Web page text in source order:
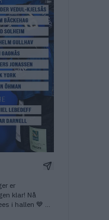
Del Instagram-
er
klar! Nå
i hallen 💙 💡